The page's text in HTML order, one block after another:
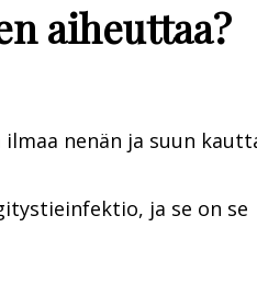
aiheuttaa?
nenän ja suun
ja se on se